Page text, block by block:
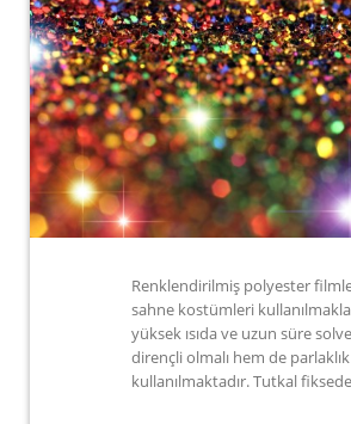
Renklendirilmiş polyester
sahne kostümleri
yüksek ısıda ve uzun süre
dirençli olmalı hem de
kullanılmaktadır. Tutkal